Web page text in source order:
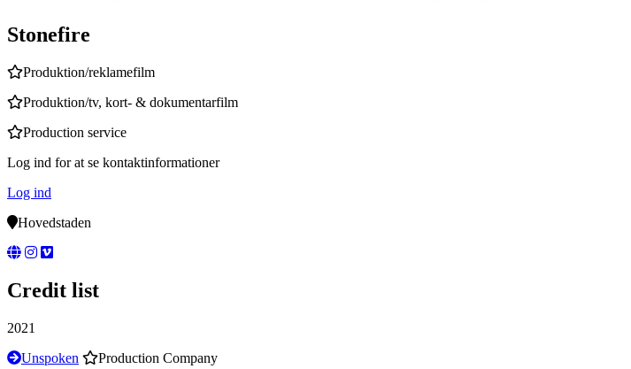
Stonefire
Produktion/reklamefilm
Produktion/tv, kort- & dokumentarfilm
Production service
Log ind for at se kontaktinformationer
Log ind
Hovedstaden
Credit list
2021
Unspoken
Production Company